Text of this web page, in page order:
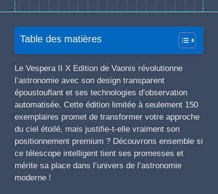
Table des matières
Le Vespera II X Edition de Vaonis révolutionne
l’astronomie avec son design transparent
époustouflant et ses technologies d’observation
automatisée. Cette édition limitée à seulement 150
exemplaires promet de transformer votre approche
du ciel étoilé, mais justifie-t-elle vraiment son
positionnement premium ? Découvrons ensemble si
ce télescope intelligent tient ses promesses et
mérite sa place dans l’univers de l’astronomie
moderne !